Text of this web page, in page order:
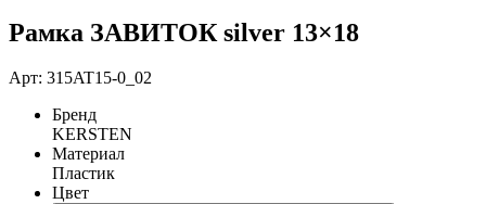
Рамка ЗАВИТОК silver 13×18
Арт: 315AT15-0_02
Бренд
KERSTEN
Материал
Пластик
Цвет